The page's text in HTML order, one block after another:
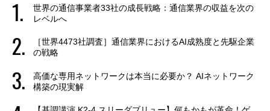
世界の通信事業者33社の成長戦略：通信業界の収益を次の
レベルへ
［世界4473社調査］通信業界におけるAI成熟度と先駆企業
の戦略
高価な専用ネットワークは本当に必要か？ AIネットワーク
構築の現実解